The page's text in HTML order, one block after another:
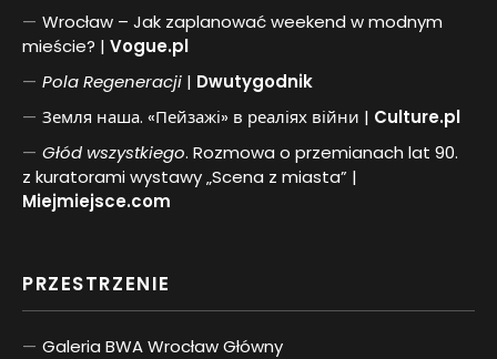
Wrocław – Jak zaplanować weekend w modnym
mieście? | Vogue.pl
PolaRegeneracji | Dwutygodnik
Земля наша. «Пейзажі» в реаліях війни | Culture.pl
Głód wszystkiego. Rozmowa o przemianach lat 90.
z kuratorami wystawy „Scena z miasta” |
Miejmiejsce.com
PRZESTRZENIE
Galeria BWA Wrocław Główny